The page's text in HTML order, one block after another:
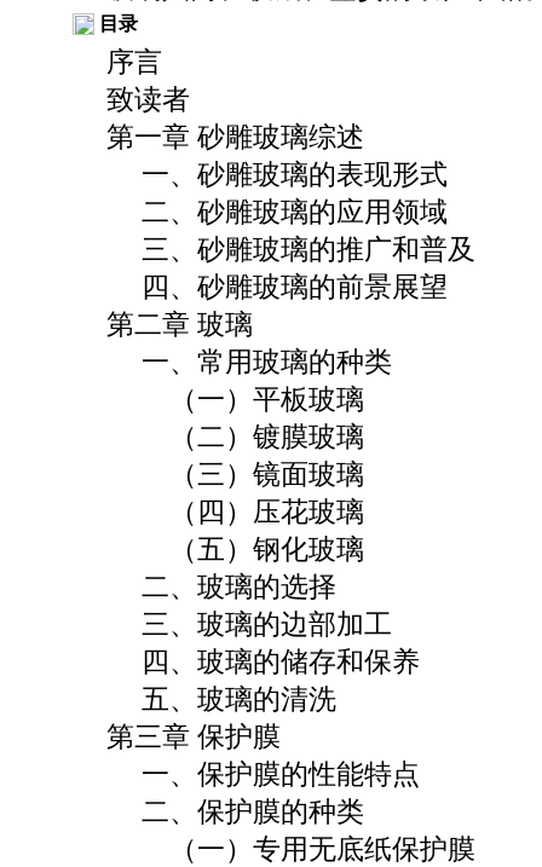
目录
序言
致读者
第一章 砂雕玻璃综述
一、砂雕玻璃的表现形式
二、砂雕玻璃的应用领域
三、砂雕玻璃的推广和普及
四、砂雕玻璃的前景展望
第二章 玻璃
一、常用玻璃的种类
（一）平板玻璃
（二）镀膜玻璃
（三）镜面玻璃
（四）压花玻璃
（五）钢化玻璃
二、玻璃的选择
三、玻璃的边部加工
四、玻璃的储存和保养
五、玻璃的清洗
第三章 保护膜
一、保护膜的性能特点
二、保护膜的种类
（一）专用无底纸保护膜